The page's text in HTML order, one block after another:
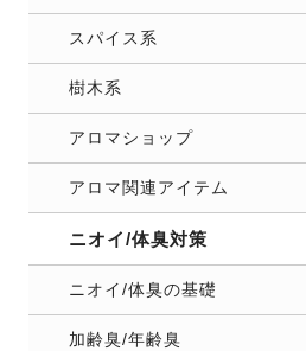
スパイス系
樹木系
アロマショップ
アロマ関連アイテム
ニオイ/体臭対策
ニオイ/体臭の基礎
加齢臭/年齢臭